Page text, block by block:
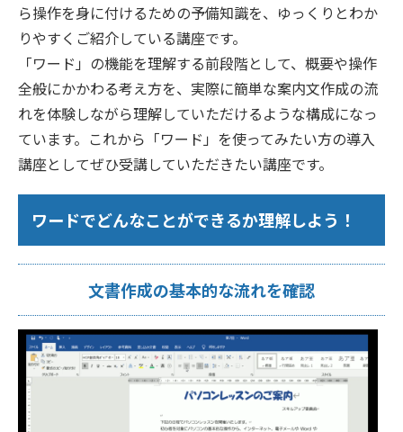
ら操作を身に付けるための予備知識を、ゆっくりとわか
りやすくご紹介している講座です。
「ワード」の機能を理解する前段階として、概要や操作
全般にかかわる考え方を、実際に簡単な案内文作成の流
れを体験しながら理解していただけるような構成になっ
ています。これから「ワード」を使ってみたい方の導入
講座としてぜひ受講していただきたい講座です。
ワードでどんなことができるか理解しよう！
文書作成の基本的な流れを確認